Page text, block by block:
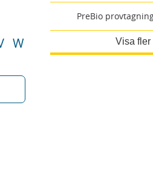
PreBio
Visa fler
W